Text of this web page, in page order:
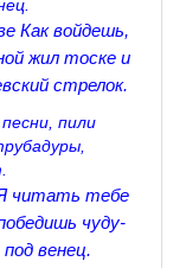
Как войдешь,
жил тоске и
стрелок.
пили
читать тебе
чуду-
венец.